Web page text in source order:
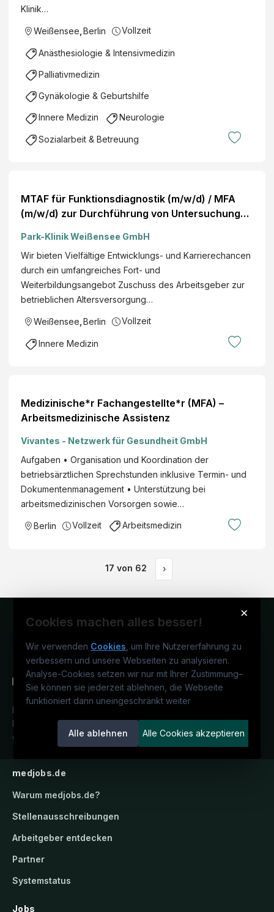
Klinik…
Weißensee Berlin Vollzeit
Anästhesiologie & Intensivmedizin
Palliativmedizin
Gynäkologie & Geburtshilfe
Innere Medizin Neurologie
Sozialarbeit & Betreuung
MTAF für Funktionsdiagnostik (m/w/d) / MFA
(m/w/d) zur Durchführung von Untersuchungen
HNO
Park-Klinik Weißensee GmbH
Wir bieten Vielfältige Entwicklungs- und Karrierechancen
durch ein umfangreiches Fort- und
Weiterbildungsangebot Zuschuss des Arbeitsgeber zur
betrieblichen Altersversorgung…
Weißensee Berlin Vollzeit
Innere Medizin
Medizinische*r Fachangestellte*r (MFA) –
Arbeitsmedizinische Assistenz
Vivantes - Netzwerk für Gesundheit GmbH
Aufgaben • Organisation und Koordination der
betriebsärztlichen Sprechstunden inklusive Termin- und
Dokumentenmanagement • Unterstützung bei
arbeitsmedizinischen Vorsorgen sowie…
Berlin Vollzeit Arbeitsmedizin
17 von 62 ›
×
Cookies machen alles besser!
Wir verwenden Cookies , um Ihre Nutzererfahrung zu
verbessern und unsere Webseiten zu analysieren.
Analyse-Cookies setzen wir nur mit Ihrer Zustimmung–
Sie können sie jederzeit ablehnen, die Webseite
funktioniert dann uneingeschränkt weiter
Alle ablehnen Alle Cookies akzeptieren
Deutschlands medizinisches
Karriereportal.Ein Service der
candidatis GmbH.
medjobs.de
Warum medjobs.de?
Stellenausschreibungen
Arbeitgeber entdecken
Partner
Systemstatus
Jobs